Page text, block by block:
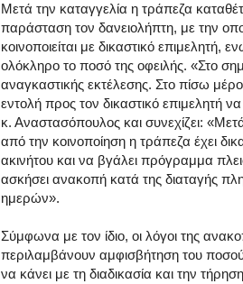
Μετά την καταγγελία η τράπεζα
παράσταση τον δανειολήπτη, με την
κοινοποιείται με δικαστικό
ολόκληρο το ποσό της οφειλής. «Στο
αναγκαστικής εκτέλεσης. Στο πίσω
εντολή προς τον δικαστικό επιμελητή
κ. Αναστασόπουλος και συνεχίζει:
από την κοινοποίηση η τράπεζα έχει
ακινήτου και να βγάλει πρόγραμμα
ασκήσει ανακοπή κατά της διαταγής
ημερών».
Σύμφωνα με τον ίδιο, οι λόγοι της
περιλαμβάνουν αμφισβήτηση του ποσού
να κάνει με τη διαδικασία και την